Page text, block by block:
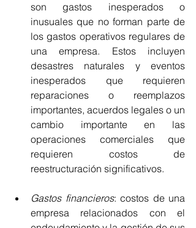
son gastos inesperados o
inusuales que no forman parte de
los gastos operativos regulares de
una empresa. Estos incluyen
desastres naturales y eventos
inesperados que requieren
reparaciones o reemplazos
importantes, acuerdos legales o un
cambio importante en las
operaciones comerciales que
requieren costos de
reestructuración significativos.
Gastos financieros: costos de una
empresa relacionados con el